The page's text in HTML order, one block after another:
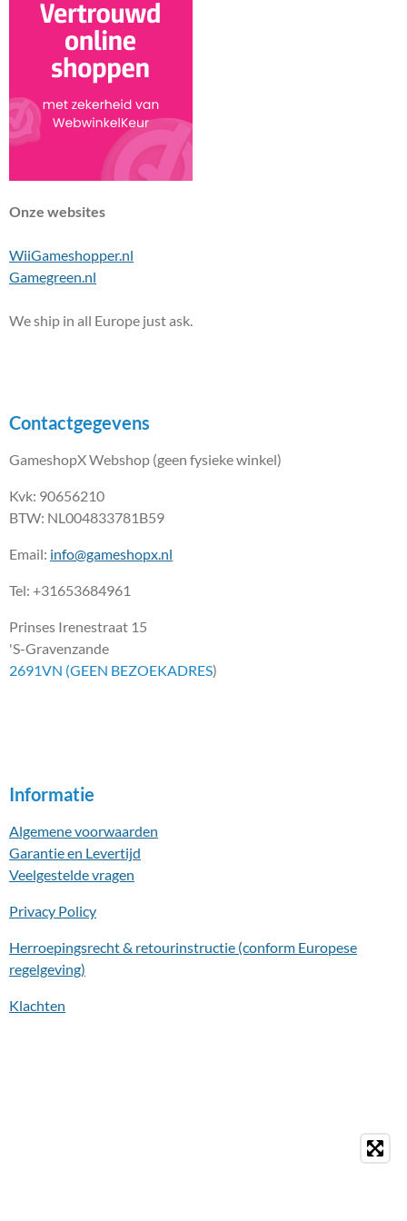
Onze websites
WiiGameshopper.nl
Gamegreen.nl
We ship in all Europe just ask.
Contactgegevens
GameshopX Webshop (geen fysieke winkel)
Kvk: 90656210
BTW: NL004833781B59
Email: info@gameshopx.nl
Tel: +31653684961
Prinses Irenestraat 15
'S-Gravenzande
2691VN (GEEN BEZOEKADRES)
Informatie
Algemene voorwaarden
Garantie en Levertijd
Veelgestelde vragen
Privacy Policy
Herroepingsrecht & retourinstructie (conform Europese
regelgeving)
Klachten